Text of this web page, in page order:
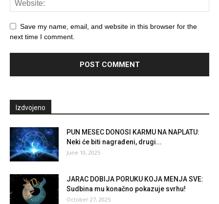
Save my name, email, and website in this browser for the
next time I comment.
Izdvojeno
PUN MESEC DONOSI KARMU NA NAPLATU:
Neki će biti nagrađeni, drugi...
June 10, 2025
JARAC DOBIJA PORUKU KOJA MENJA SVE:
Sudbina mu konačno pokazuje svrhu!
October 27, 2025